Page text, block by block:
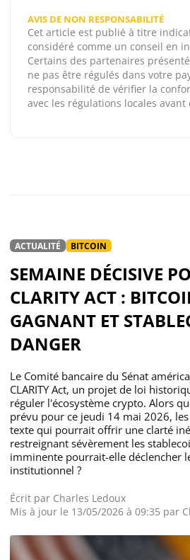
AVIS DE NON RESPONSABILITÉ
Cet article est publié à titre
considéré comme un conseil en
Certains des partenaires
ne pas être régulés dans votre
responsabilité de vérifier la
avec les régulations locales
ACTUALITÉ BITCOIN
SEMAINE DÉCISIVE
CLARITY ACT :
GAGNANT ET
DANGER
Le Comité bancaire du Sénat
CLARITY Act, un projet de loi
réguler l'écosystème crypto. Alors
prévu pour ce jeudi 14 mai 2026,
texte qui pourrait offrir une clarté
restreignant sévèrement les
imminente pourrait-elle déclencher
institutionnel ?
Écrit par Charles Ledoux
Mis à jour le 13/05/2026 à 09:35 par